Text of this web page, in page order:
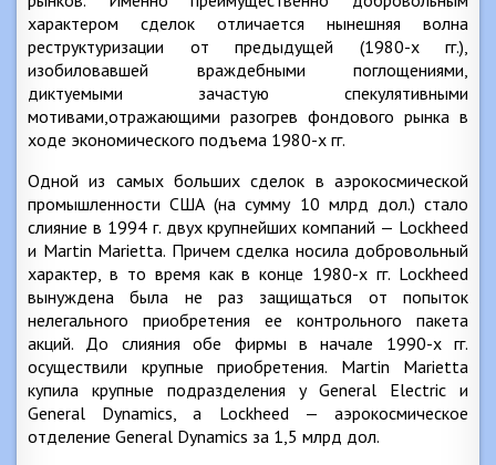
характером сделок отличается нынешняя волна
реструктуризации от предыдущей (1980-х гг.),
изобиловавшей враждебными поглощениями,
диктуемыми зачастую спекулятивными
мотивами,отражающими разогрев фондового рынка в
ходе экономического подъема 1980-х гг.
Одной из самых больших сделок в аэрокосмической
промышленности США (на сумму 10 млрд дол.) стало
слияние в 1994 г. двух крупнейших компаний — Lockheed
и Martin Marietta. Причем сделка носила добровольный
характер, в то время как в конце 1980-х гг. Lockheed
вынуждена была не раз защищаться от попыток
нелегального приобретения ее контрольного пакета
акций. До слияния обе фирмы в начале 1990-х гг.
осуществили крупные приобретения. Martin Marietta
купила крупные подразделения у General Electric и
General Dynamics, a Lockheed — аэрокосмическое
отделение General Dynamics за 1,5 млрд дол.